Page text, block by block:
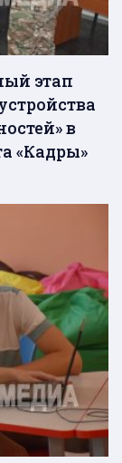
этап
в
«Кадры»